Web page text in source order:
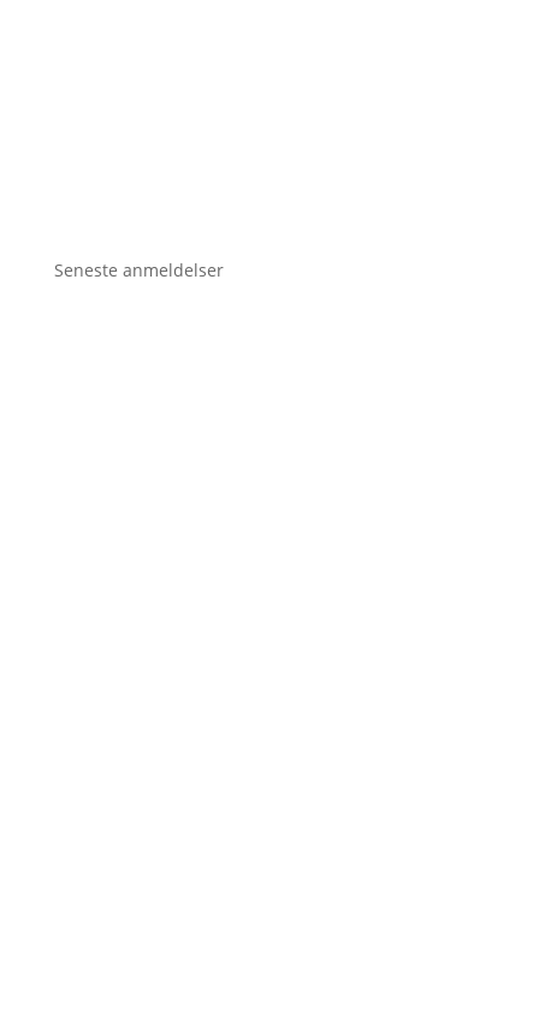
Seneste anmeldelser